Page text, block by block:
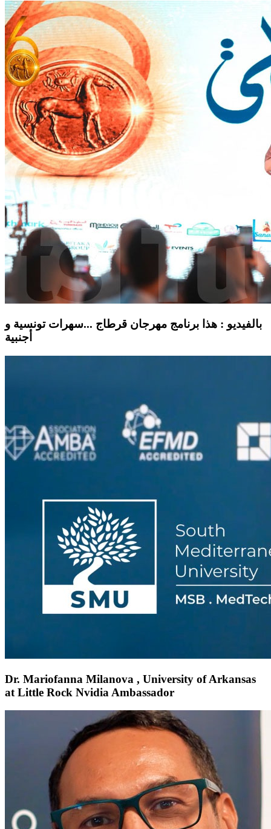
بالفيديو : هذا برنامج مهرجان قرطاج ...سهرات تونسية و
أجنبية
Dr. Mariofanna Milanova , University of Arkansas
at Little Rock Nvidia Ambassador